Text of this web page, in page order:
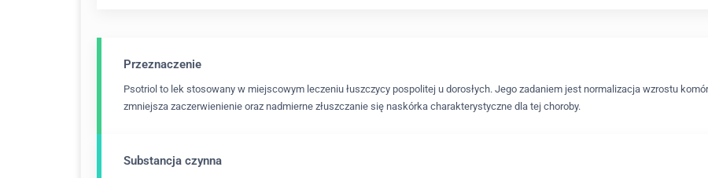
Przeznaczenie
Psotriol to lek stosowany w miejscowym leczeniu łuszczycy pospolitej u dorosłych. Jego zadaniem jest normalizacja wzrostu
zmniejsza zaczerwienienie oraz nadmierne złuszczanie się naskórka charakterystyczne dla tej choroby.
Substancja czynna